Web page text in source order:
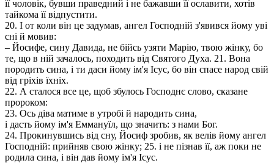
її чоловік, бувши праведний і не бажавши її ославити, хотів
тайкома її відпустити.
20. І от коли він це задумав, ангел Господній з'явився йому уві
сні й мовив:
– Йосифе, сину Давида, не бійсь узяти Марію, твою жінку, бо
те, що в ній зачалось, походить від Святого Духа. 21. Вона
породить сина, і ти даси йому ім'я Ісус, бо він спасе народ свій
від гріхів їхніх.
22. А сталося все це, щоб збулось Господнє слово, сказане
пророком:
23. Ось діва матиме в утробі й народить сина,
і дасть йому ім'я Еммануїл, що значить: з нами Бог.
24. Прокинувшись від сну, Йосиф зробив, як велів йому ангел
Господній: прийняв свою жінку; 25. і не пізнав її, аж поки не
родила сина, і він дав йому ім'я Ісус.